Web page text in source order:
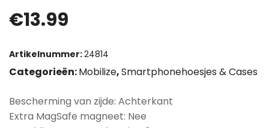
€13.99
Artikelnummer:24814
Categorieën:Mobilize,Smartphonehoesjes & Cases
Bescherming van zijde: Achterkant
Extra MagSafe magneet: Nee